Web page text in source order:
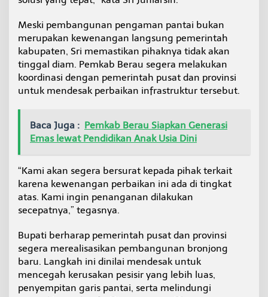
n
n
B
r
n
j
o
B
r
u
Meski pembangunan pengaman pantai bukan
merupakan kewenangan langsung pemerintah
kabupaten, Sri memastikan pihaknya tidak akan
tinggal diam. Pemkab Berau segera melakukan
koordinasi dengan pemerintah pusat dan provinsi
untuk mendesak perbaikan infrastruktur tersebut.
Baca Juga : Pemkab Berau Siapkan Generasi
Emas lewat Pendidikan Anak Usia Dini
“Kami akan segera bersurat kepada pihak terkait
karena kewenangan perbaikan ini ada di tingkat
atas. Kami ingin penanganan dilakukan
secepatnya,” tegasnya.
Bupati berharap pemerintah pusat dan provinsi
segera merealisasikan pembangunan bronjong
baru. Langkah ini dinilai mendesak untuk
mencegah kerusakan pesisir yang lebih luas,
penyempitan garis pantai, serta melindungi